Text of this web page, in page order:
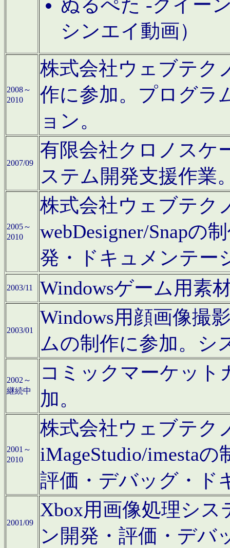
ぬるぺた -クイー
シンエイ動画）
2008～
2010
株式会社ウェブテク
作に参加。プログラ
ョン。
2007/09
有限会社クロノスケ
ステム開発支援作業
2005～
2010
株式会社ウェブテク
webDesigner/Snapの
発・ドキュメンテー
2003/11 Windowsゲーム用素
2003/01
Windows用顔画像撮
ムの制作に参加。シ
2002～
継続中
コミックマーケット
加。
2001～
2010
株式会社ウェブテク
iMageStudio/imesta
評価・デバッグ・ド
2001/09
Xbox用画像処理シ
ン開発・評価・デバ